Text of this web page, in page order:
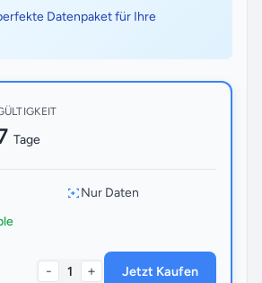
Datenpaket für Ihre
Tage
Nur Daten
- 1 + Jetzt Kaufen